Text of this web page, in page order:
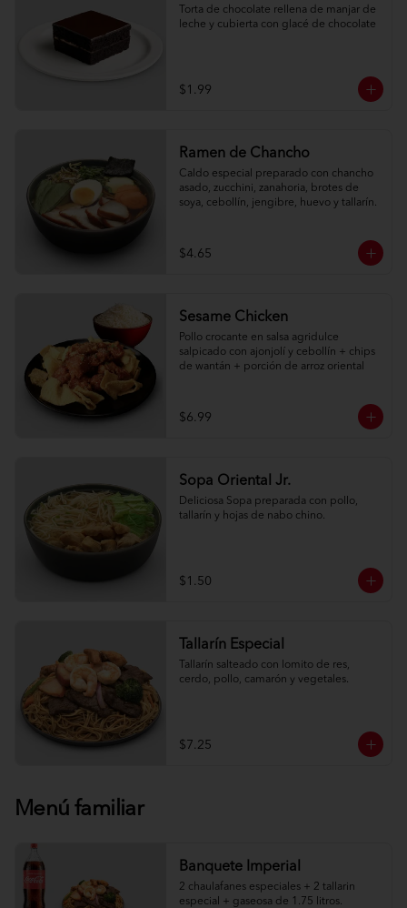
Torta de chocolate rellena de manjar de
leche y cubierta con glacé de chocolate
$1.99
Ramen de Chancho
Caldo especial preparado con chancho
asado, zucchini, zanahoria, brotes de
soya, cebollín, jengibre, huevo y tallarín.
$4.65
Sesame Chicken
Pollo crocante en salsa agridulce
salpicado con ajonjolí y cebollín + chips
de wantán + porción de arroz oriental
$6.99
Sopa Oriental Jr.
Deliciosa Sopa preparada con pollo,
tallarín y hojas de nabo chino.
$1.50
Tallarín Especial
Tallarín salteado con lomito de res,
cerdo, pollo, camarón y vegetales.
$7.25
Menú familiar
Banquete Imperial
2 chaulafanes especiales + 2 tallarin
especial + gaseosa de 1.75 litros.